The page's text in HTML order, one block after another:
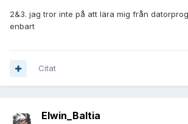
2&3. jag tror inte på att lära mig från
enbart
Citat
Elwin_Baltia